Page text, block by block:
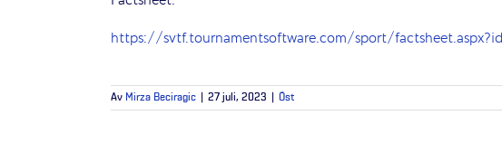
https://svtf.tournamentsoftware.com/sport/
Av Mirza Beciragic 27 juli, 2023 Öst